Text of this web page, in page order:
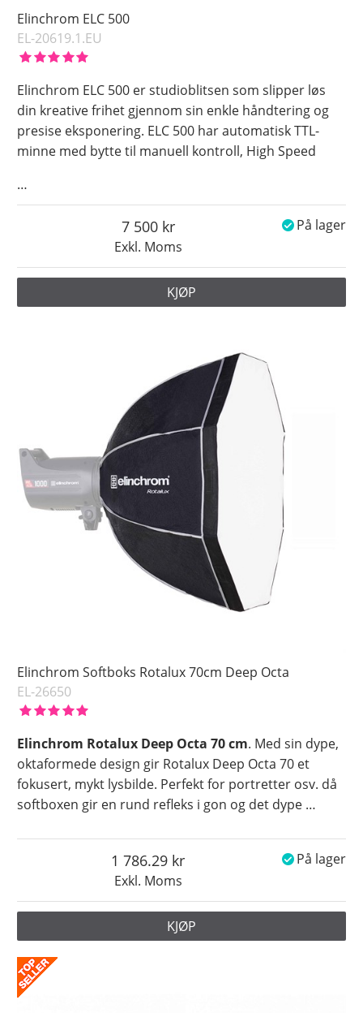
Elinchrom ELC 500
EL-20619.1.EU
Elinchrom ELC 500 er studioblitsen som slipper løs
din kreative frihet gjennom sin enkle håndtering og
presise eksponering. ELC 500 har automatisk TTL-
minne med bytte til manuell kontroll, High Speed
…
Exkl. Moms
7 500 På lager
KJØP
Elinchrom Softboks Rotalux 70cm Deep Octa
EL-26650
Elinchrom Rotalux Deep Octa 70 cm. Med sin dype,
oktaformede design gir Rotalux Deep Octa 70 et
fokusert, mykt lysbilde. Perfekt for portretter osv. då
softboxen gir en rund refleks i gon og det dype …
Exkl. Moms
1 786.29 På lager
KJØP